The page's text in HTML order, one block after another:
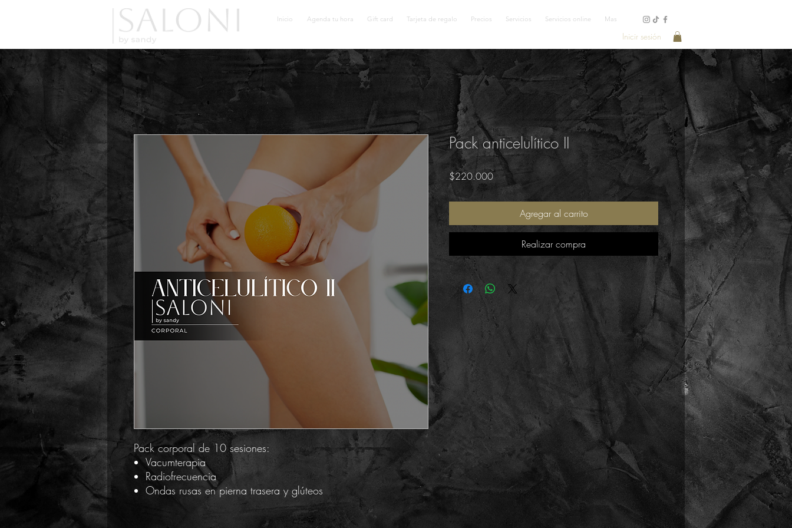
Inicio Agenda tu hora Gift card Tarjeta de regalo Precios Servicios Servicios online Mas
Inicir sesión
Pack corporal de 10 sesiones:
Vacumterapia
Radiofrecuencia
Ondas rusas en pierna trasera y glúteos
Pack anticelulítico II
$220.000Precio
Agregar al carrito
Realizar compra